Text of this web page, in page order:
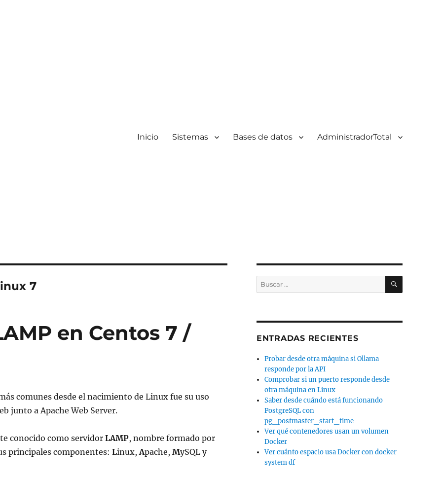
Inicio Sistemas Bases de datos AdministradorTotal
7
en Centos 7 /
comunes desde el nacimiento de Linux fue su uso
junto a Apache Web Server.
conocido como servidor LAMP, nombre formado por
principales componentes: Linux,Apache, MySQL y
Buscar
por:
BUSCAR
ENTRADAS RECIENTES
Probar desde otra máquina si Ollama
responde por la API
Comprobar si un puerto responde desde
otra máquina en Linux
Saber desde cuándo está funcionando
PostgreSQL con
pg_postmaster_start_time
Ver qué contenedores usan un volumen
Docker
Ver cuánto espacio usa Docker con docker
system df